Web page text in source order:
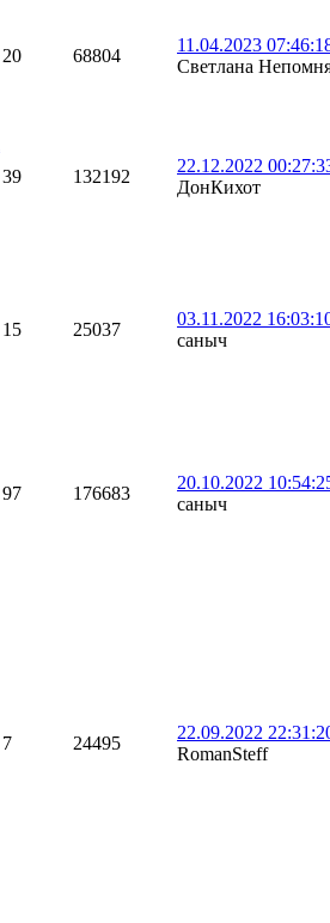
20 68804
11.04.2023
Светлана
39 132192
22.12.2022
ДонКихот
15 25037
03.11.2022
саныч
97 176683
20.10.2022
саныч
7 24495
22.09.2022
RomanSteff